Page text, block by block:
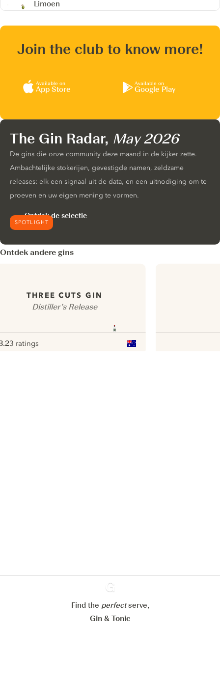
Limoen
Join the club to know more!
Available on
App Store
Available on
Google Play
SPOTLIGHT
The Gin Radar, May 2026
De gins die onze community deze maand in de kijker zette.
Ambachtelijke stokerijen, gevestigde namen, zeldzame
releases: elk een signaal uit de data, en een uitnodiging om te
proeven en uw eigen mening te vormen.
Ontdek de selectie
Ontdek andere gins
THREE CUTS GIN
Distiller’s Release
3 ratings
Ginventory
Find the perfectserve,
Gin & Tonic